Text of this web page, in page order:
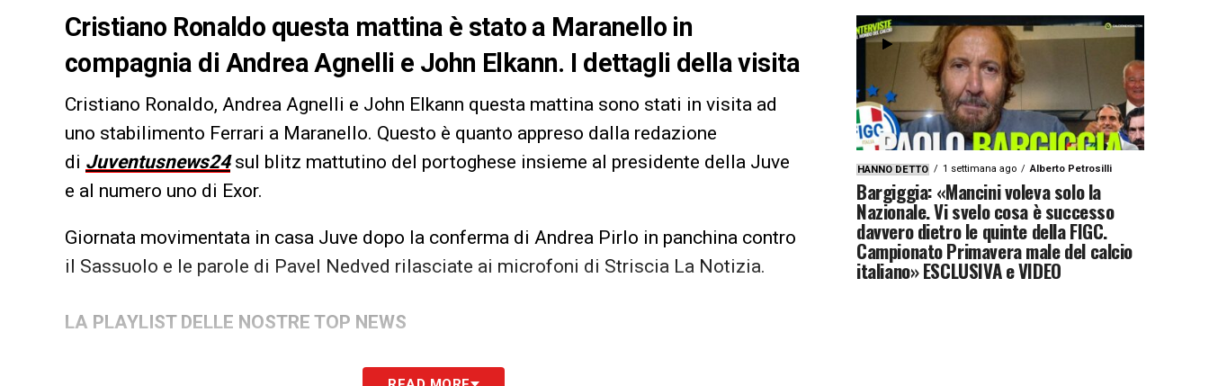
Cristiano Ronaldo questa mattina è stato a Maranello in
compagnia di Andrea Agnelli e John Elkann. I dettagli della visita
Cristiano Ronaldo, Andrea Agnelli e John Elkann questa mattina sono stati in visita ad
uno stabilimento Ferrari a Maranello. Questo è quanto appreso dalla redazione
di Juventusnews24sul blitz mattutino del portoghese insieme al presidente della Juve
e al numero uno di Exor.
Giornata movimentata in casa Juve dopo la conferma di Andrea Pirlo in panchina contro
il Sassuolo e le parole di Pavel Nedved rilasciate ai microfoni di Striscia La Notizia.
LA PLAYLIST DELLE NOSTRE TOP NEWS
HANNO DETTO 1 settimana ago Alberto Petrosilli
Bargiggia: «Mancini voleva solo la
Nazionale. Vi svelo cosa è successo
davvero dietro le quinte della FIGC.
Campionato Primavera male del calcio
italiano» ESCLUSIVA e VIDEO